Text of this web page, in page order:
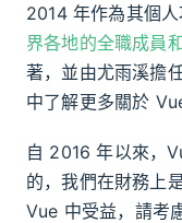
2014 年作為其個
界各地的全職成員
著，並由尤雨溪擔
中了解更多關於
自 2016 年以來，
的，我們在財務上
Vue 中受益，請考